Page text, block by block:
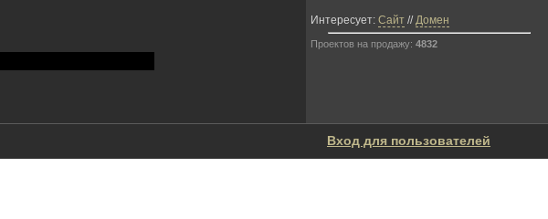
Интересует: Сайт //Домен
Проектов на продажу: 4832
Вход для пользователей